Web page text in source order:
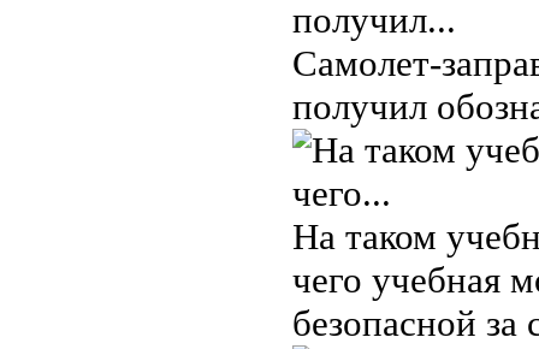
Самолет-
получил
На таком
чего учебная
безопасной